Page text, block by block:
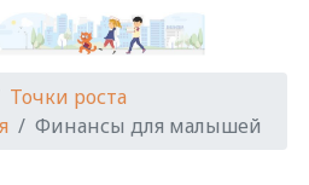
Точки роста
Финансы для малышей